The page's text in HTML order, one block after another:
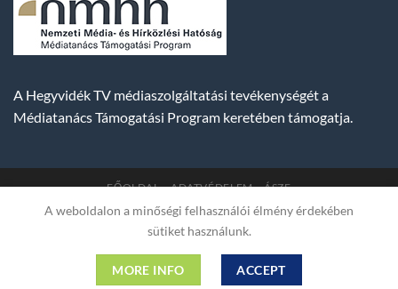
A Hegyvidék TV médiaszolgáltatási tevékenységét a
Médiatanács Támogatási Program keretében támogatja.
FŐOLDAL ADATVÉDELEM ÁSZF
Copyright 2007-2026 © BUDA TV | Hegyvidék Média
Műsorszolgáltató Kft. | Budapest, Hungary, XII. Hajnóczy József
utca 2. fszt. | Cg. 01-09-882523 | A weboldal 256 bit SSL COMODO
titkosítással védve
A weboldalon a minőségi felhasználói élmény érdekében
sütiket használunk.
MORE INFO ACCEPT